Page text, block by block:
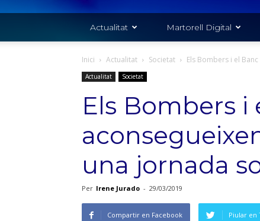
l'Ajuntament
Martorell
Actualitat Martorell Digital
Inici Actualitat Societat Els Bombers i el
Actualitat Societat
Els Bombers i
una jornada
Per Irene Jurado - 29/03/2019
Compartir en Facebook Piular en